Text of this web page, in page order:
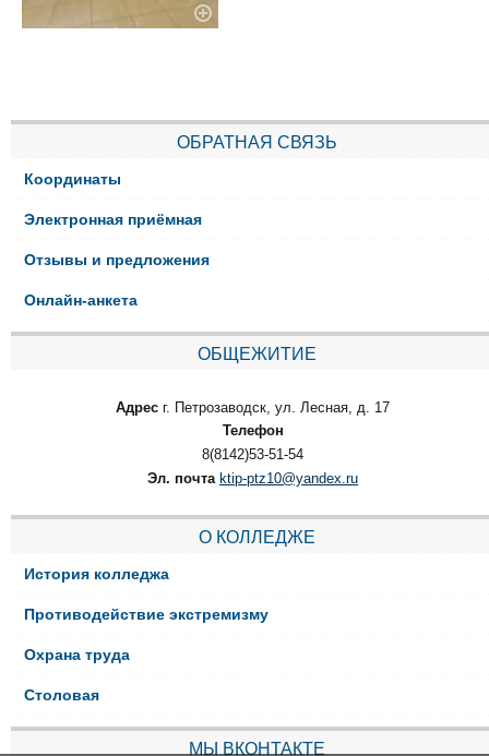
ОБРАТНАЯ СВЯЗЬ
Координаты
Электронная приёмная
Отзывы и предложения
Онлайн-анкета
ОБЩЕЖИТИЕ
Адрес г. Петрозаводск, ул. Лесная, д. 17
Телефон
8(8142)53-51-54
Эл. почта ktip-ptz10@yandex.ru
О КОЛЛЕДЖЕ
История колледжа
Противодействие экстремизму
Охрана труда
Столовая
МЫ ВКОНТАКТЕ